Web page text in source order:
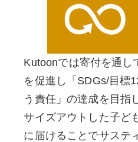
Kutoonでは寄付を通し
を促進し「SDGs/目標
う責任」の達成を目指
サイズアウトした子ど
に届けることでサステ